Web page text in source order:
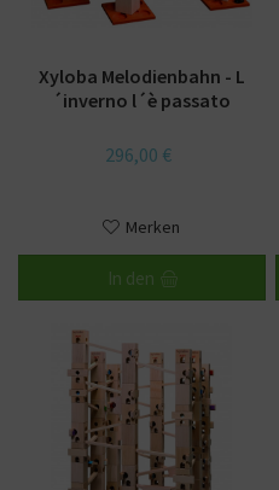
Xyloba Melodienbahn - L
´inverno l´è passato
296,00 €
Merken
In den